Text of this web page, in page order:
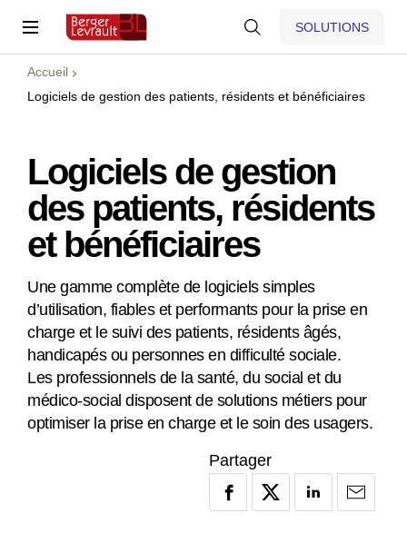
SOLUTIONS
Accueil
Logiciels de gestion des patients, résidents et bénéficiaires
Logiciels de gestion
des patients, résidents
et bénéficiaires
Une gamme complète de logiciels simples
d’utilisation, fiables et performants pour la prise en
charge et le suivi des patients, résidents âgés,
handicapés ou personnes en difficulté sociale.
Les professionnels de la santé, du social et du
médico-social disposent de solutions métiers pour
optimiser la prise en charge et le soin des usagers.
Partager